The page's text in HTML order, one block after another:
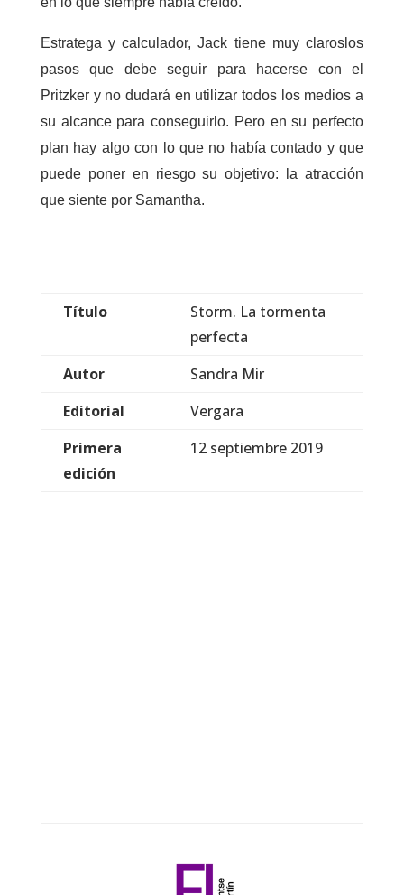
Estratega y calculador, Jack tiene muy claroslos
pasos que debe seguir para hacerse con el
Pritzker y no dudará en utilizar todos los medios a
su alcance para conseguirlo. Pero en su perfecto
plan hay algo con lo que no había contado y que
puede poner en riesgo su objetivo: la atracción
que siente por Samantha.
Título
Storm. La tormenta
perfecta
Autor
Sandra Mir
Editorial
Vergara
Primera
edición
12 septiembre 2019